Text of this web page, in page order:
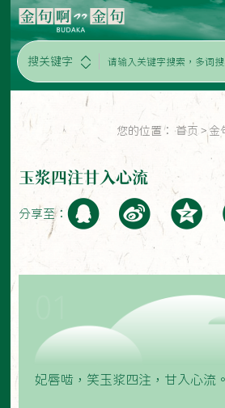
搜关键字
您的位置： 首页 > 金
玉浆四注甘入心流
分享至：
妃唇啮，笑玉浆四注，甘入心流。